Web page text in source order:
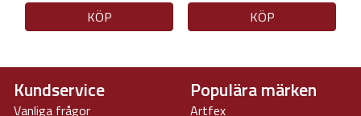
KÖP KÖP
Kundservice
Vanliga frågor
Populära märken
Artfex